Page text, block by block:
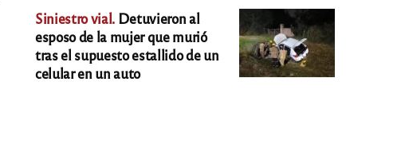
Siniestro vial. Detuvieron al
esposo de la mujer que murió
tras el supuesto estallido de un
celular en un auto